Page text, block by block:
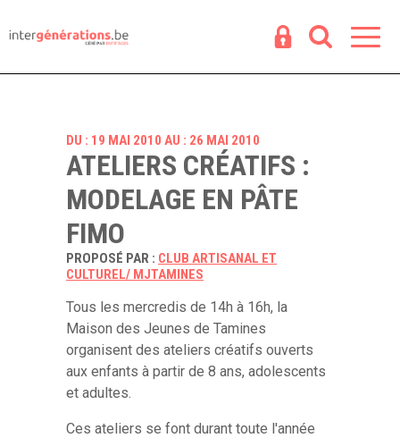
DU : 19 MAI 2010 AU : 26 MAI 2010
ATELIERS CRÉATIFS :
MODELAGE EN PÂTE
FIMO
PROPOSÉ PAR : CLUB ARTISANAL ET
CULTUREL/ MJTAMINES
Tous les mercredis de 14h à 16h, la
Maison des Jeunes de Tamines
organisent des ateliers créatifs ouverts
aux enfants à partir de 8 ans, adolescents
et adultes.
Ces ateliers se font durant toute l'année